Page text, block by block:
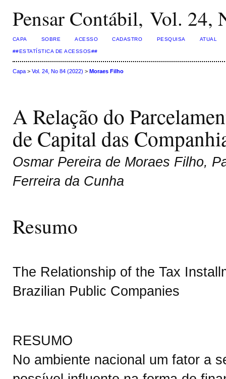
Pensar Contábil, Vol. 24,
CAPA SOBRE ACESSO CADASTRO PESQUISA ATUAL
##ESTATÍSTICA DE ACESSOS##
Capa> Vol. 24, No 84 (2022) > Moraes Filho
A Relação do
de Capital das
Osmar Pereira de Moraes Filho,
Ferreira da Cunha
Resumo
The Relationship of the Tax
Brazilian Public Companies
RESUMO
No ambiente nacional um fator a